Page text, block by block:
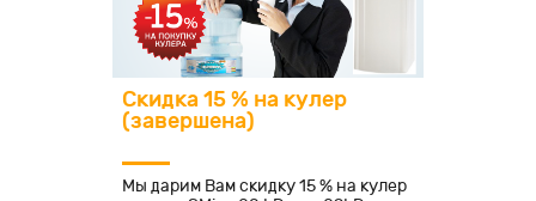
Скидка 15 % на кулер
(завершена)
Мы дарим Вам скидку 15 % на кулер